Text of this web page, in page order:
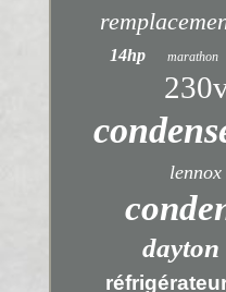
14hp marathon
lennox
dayton